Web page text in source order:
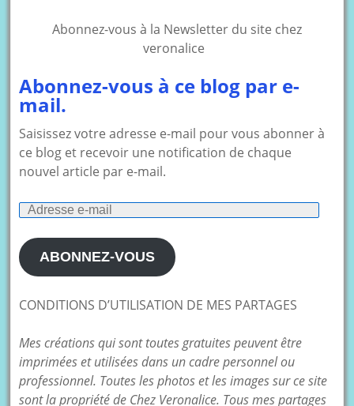
Abonnez-vous à la Newsletter du site chez
veronalice
Abonnez-vous à ce blog par e-
mail.
Saisissez votre adresse e-mail pour vous abonner à
ce blog et recevoir une notification de chaque
nouvel article par e-mail.
Adresse
mail
ABONNEZ-VOUS
CONDITIONS D’UTILISATION DE MES PARTAGES
Mes créations qui sont toutes gratuites peuvent être
imprimées et utilisées dans un cadre personnel ou
professionnel. Toutes les photos et les images sur ce site
sont la propriété de Chez Veronalice. Tous mes partages